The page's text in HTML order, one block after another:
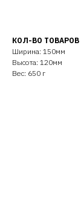
КОЛ-ВО
Ширина: 150мм
Высота: 120мм
Вес: 650 г